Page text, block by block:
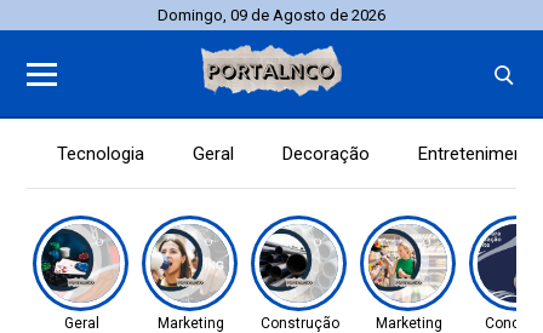
Domingo, 09 de Agosto de 2026
Tecnologia Geral Decoração Entretenimento
Geral Marketing Construção Marketing